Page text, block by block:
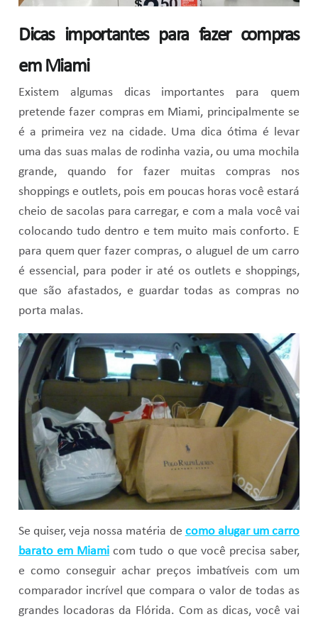
Dicas importantes para fazer compras
em Miami
Existem algumas dicas importantes para quem
pretende fazer compras em Miami, principalmente se
é a primeira vez na cidade. Uma dica ótima é levar
uma das suas malas de rodinha vazia, ou uma mochila
grande, quando for fazer muitas compras nos
shoppings e outlets, pois em poucas horas você estará
cheio de sacolas para carregar, e com a mala você vai
colocando tudo dentro e tem muito mais conforto. E
para quem quer fazer compras, o aluguel de um carro
é essencial, para poder ir até os outlets e shoppings,
que são afastados, e guardar todas as compras no
porta malas.
Se quiser, veja nossa matéria de como alugar um carro
barato em Miami com tudo o que você precisa saber,
e como conseguir achar preços imbatíveis com um
comparador incrível que compara o valor de todas as
grandes locadoras da Flórida. Com as dicas, você vai